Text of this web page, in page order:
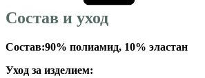
Состав и уход
Состав:90% полиамид, 10% эластан
Уход за изделием: